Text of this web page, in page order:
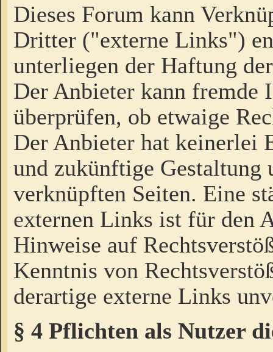
Dieses Forum kann
Dritter ("externe Links")
unterliegen der Haftung
Der Anbieter kann fremde
überprüfen, ob etwaige
Der Anbieter hat keinerlei
und zukünftige Gestaltung
verknüpften Seiten. Eine
externen Links ist für den
Hinweise auf
Kenntnis von
derartige externe Links
§ 4 Pflichten als Nutzer